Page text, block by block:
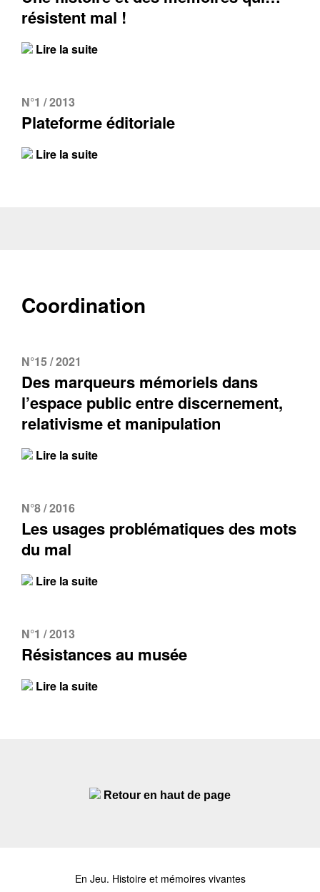
résistent mal !
Lire la suite
N°1 / 2013
Plateforme éditoriale
Lire la suite
Coordination
N°15 / 2021
Des marqueurs mémoriels dans
l’espace public entre discernement,
relativisme et manipulation
Lire la suite
N°8 / 2016
Les usages problématiques des mots
du mal
Lire la suite
N°1 / 2013
Résistances au musée
Lire la suite
Retour en haut de page
En Jeu. Histoire et mémoires vivantes